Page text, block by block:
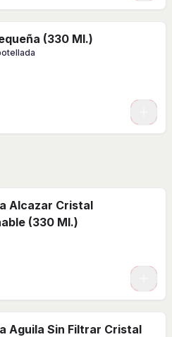
(330 Ml.)
Alcazar Cristal
(330 Ml.)
Aguila Sin Filtrar Cristal